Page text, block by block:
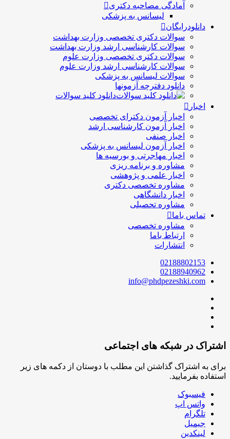
آمادگی مصاحبه دکتری
لیسانس به پزشکی
دانلودرایگان
سوالات دکتری تخصصی وزارت بهداشت
سوالات کارشناسی ارشد وزارت بهداشت
سوالات دکتری تخصصی وزارت علوم
سوالات کارشناسی ارشد وزارت علوم
سوالات لیسانس به پزشکی
دانلود دفترچه آزمونها
دانلود کلید سوالات
اخبار
اخبار آزمون دکترای تخصصی
اخبار آزمون کارشناسی ارشد
اخبار صنفی
اخبار آزمون لیسانس به پزشکی
اخبار مهاجرتی و بورسیه ها
مشاوره و برنامه ریزی
اخبار علمی و پژوهشی
مشاوره تخصصی دکتری
اخبار دانشگاهی
مشاوره تحصیلی
تماس باما
مشاوره تخصصی
ارتباط باما
انتشارات
02188802153
02188940962
info@phdpezeshki.com
اشتراک در شبکه های اجتماعی
برای به اشتراک گذاشتن این مطلب با دوستان از دکمه های زیر
استفاده بفرمایید.
فیسبوک
واتس اپ
تلگرام
جیمیل
لینکدین